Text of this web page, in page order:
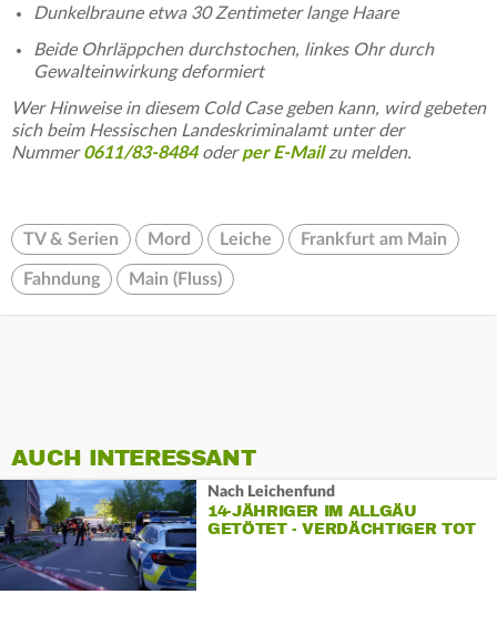
Dunkelbraune etwa 30 Zentimeter lange Haare
Beide Ohrläppchen durchstochen, linkes Ohr durch
Gewalteinwirkung deformiert
Wer Hinweise in diesem Cold Case geben kann, wird gebeten
sich beim Hessischen Landeskriminalamt unter der
Nummer0611/83-8484oderper E-Mailzu melden.
TV & Serien Mord Leiche Frankfurt am Main
Fahndung Main (Fluss)
AUCH INTERESSANT
Nach Leichenfund
14-JÄHRIGER IM ALLGÄU
GETÖTET - VERDÄCHTIGER TOT